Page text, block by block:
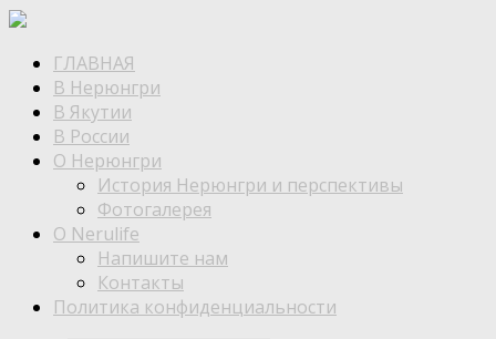
ГЛАВНАЯ
В Нерюнгри
В Якутии
В России
О Нерюнгри
История Нерюнгри и перспективы
Фотогалерея
О Nerulife
Напишите нам
Контакты
Политика конфиденциальности